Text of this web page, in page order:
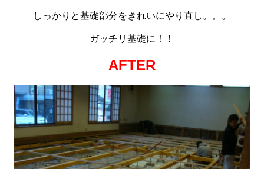
しっかりと基礎部分をきれいにやり直し。。。
ガッチリ基礎に！！
AFTER